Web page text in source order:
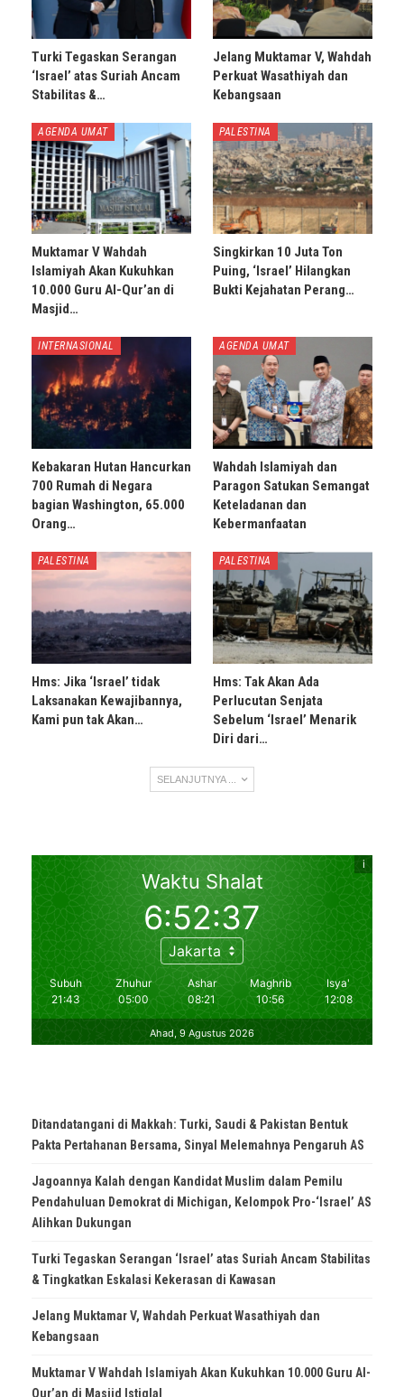
Turki Tegaskan Serangan
‘Israel’ atas Suriah Ancam
Stabilitas &…
Jelang Muktamar V, Wahdah
Perkuat Wasathiyah dan
Kebangsaan
AGENDA UMAT
Muktamar V Wahdah
Islamiyah Akan Kukuhkan
10.000 Guru Al-Qur’an di
Masjid…
PALESTINA
Singkirkan 10 Juta Ton
Puing, ‘Israel’ Hilangkan
Bukti Kejahatan Perang…
INTERNASIONAL
Kebakaran Hutan Hancurkan
700 Rumah di Negara
bagian Washington, 65.000
Orang…
AGENDA UMAT
Wahdah Islamiyah dan
Paragon Satukan Semangat
Keteladanan dan
Kebermanfaatan
PALESTINA
Hms: Jika ‘Israel’ tidak
Laksanakan Kewajibannya,
Kami pun tak Akan…
PALESTINA
Hms: Tak Akan Ada
Perlucutan Senjata
Sebelum ‘Israel’ Menarik
Diri dari…
SELANJUTNYA ...
Ditandatangani di Makkah: Turki, Saudi & Pakistan Bentuk
Pakta Pertahanan Bersama, Sinyal Melemahnya Pengaruh AS
Jagoannya Kalah dengan Kandidat Muslim dalam Pemilu
Pendahuluan Demokrat di Michigan, Kelompok Pro-‘Israel’ AS
Alihkan Dukungan
Turki Tegaskan Serangan ‘Israel’ atas Suriah Ancam Stabilitas
& Tingkatkan Eskalasi Kekerasan di Kawasan
Jelang Muktamar V, Wahdah Perkuat Wasathiyah dan
Kebangsaan
Muktamar V Wahdah Islamiyah Akan Kukuhkan 10.000 Guru Al-
Qur’an di Masjid Istiqlal